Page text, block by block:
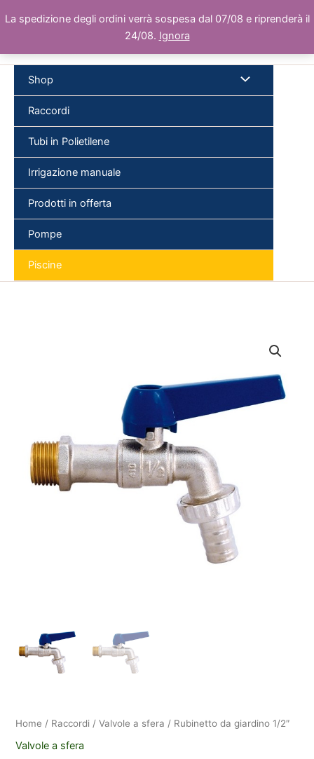
La spedizione degli ordini verrà sospesa dal 07/08 e riprenderà il
24/08. Ignora
al
Shop
Raccordi
Tubi in Polietilene
Irrigazione manuale
Prodotti in offerta
Pompe
Piscine
Home / Raccordi /Valvole a sfera / Rubinetto da giardino 1/2″
Valvole a sfera